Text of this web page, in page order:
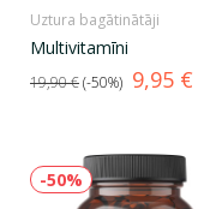
Uztura bagātinātāji
Multivitamīni
Standarta
cena
19,90 € -50% Cena
9,95 €
-50%